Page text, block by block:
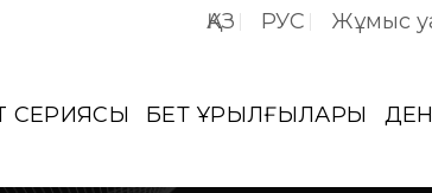
ҚАЗ РУС Жұмыс
СЕРИЯСЫ БЕТ ҚҰРЫЛҒЫЛАРЫ